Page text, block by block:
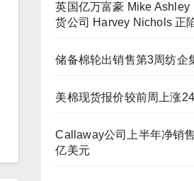
英国亿万富豪 Mike
货公司 Harvey Nichols 正
储备棉轮出销售第3周纺企
美棉现货报价较前周上涨
Callaway公司上半年净销
亿美元